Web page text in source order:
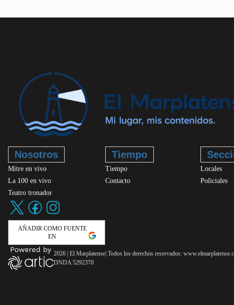
Nosotros
Mitre en vivo
La 100 en vivo
Teatro tronador
AÑADIR COMO FUENTE
EN
Tiempo
Tiempo
Contacto
Locales
Policiales
2026 | El Marplatense| Todos los derechos reservados: www.
DNDA 5292370